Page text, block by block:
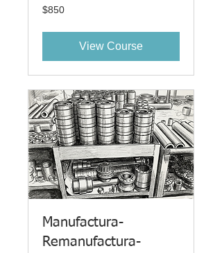
850
US
$850
View Course
Manufactura-
Remanufactura-